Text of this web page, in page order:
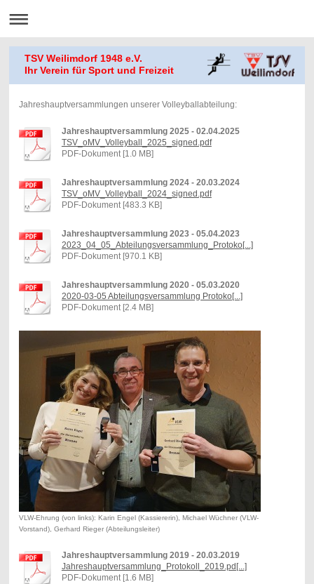
TSV Weilimdorf 1948 e.V.
Ihr Verein für Sport und Freizeit
Jahreshauptversammlungen unserer Volleyballabteilung:
Jahreshauptversammlung 2025 - 02.04.2025
TSV_oMV_Volleyball_2025_signed.pdf
PDF-Dokument [1.0 MB]
Jahreshauptversammlung 2024 - 20.03.2024
TSV_oMV_Volleyball_2024_signed.pdf
PDF-Dokument [483.3 KB]
Jahreshauptversammlung 2023 - 05.04.2023
2023_04_05_Abteilungsversammlung_Protoko[...]
PDF-Dokument [970.1 KB]
Jahreshauptversammlung 2020 - 05.03.2020
2020-03-05 Abteilungsversammlung Protoko[...]
PDF-Dokument [2.4 MB]
VLW-Ehrung (von links): Karin Engel (Kassiererin), Michael Wüchner (VLW-
Vorstand), Gerhard Rieger (Abteilungsleiter)
Jahreshauptversammlung 2019 - 20.03.2019
Jahreshauptversammlung_Protokoll_2019.pd[...]
PDF-Dokument [1.6 MB]